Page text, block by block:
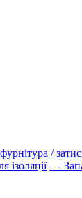
/
ізоляції -